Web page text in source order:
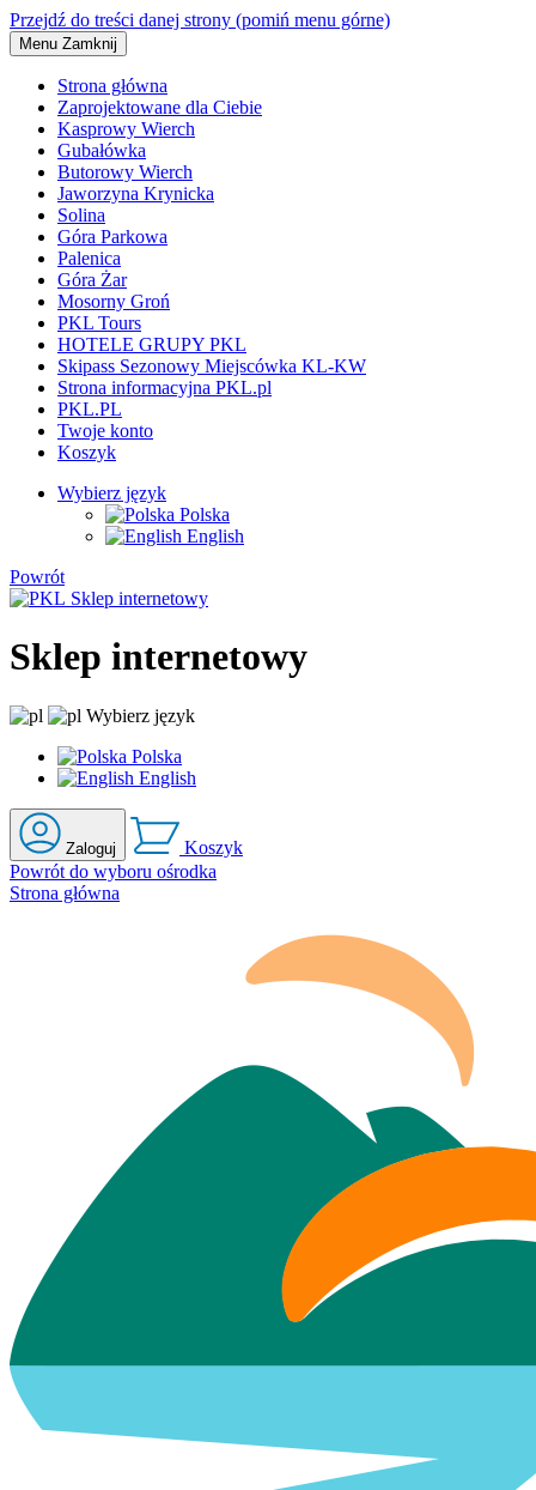
Przejdź do treści danej strony (pomiń menu górne)
Menu Zamknij
Strona główna
Zaprojektowane dla Ciebie
Kasprowy Wierch
Gubałówka
Butorowy Wierch
Jaworzyna Krynicka
Solina
Góra Parkowa
Palenica
Góra Żar
Mosorny Groń
PKL Tours
HOTELE GRUPY PKL
Skipass Sezonowy Miejscówka KL-KW
Strona informacyjna PKL.pl
PKL.PL
Twoje konto
Koszyk
Wybierz język
Polska
English
Powrót
Sklep internetowy
Sklep internetowy
Wybierz język
Polska
English
Zaloguj
Koszyk
Powrót do wyboru ośrodka
Strona główna